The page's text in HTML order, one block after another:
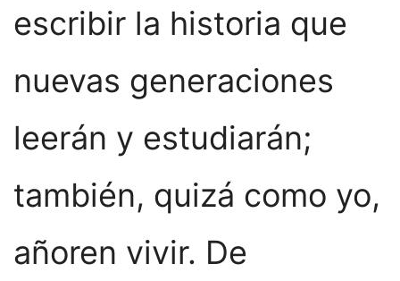
escribir la historia que
nuevas generaciones
leerán y estudiarán;
también, quizá como yo,
añoren vivir. De